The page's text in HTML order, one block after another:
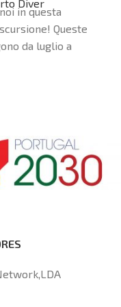
Diver
in questa
Queste
da luglio a
pesci più veloci
(Prionace
unica